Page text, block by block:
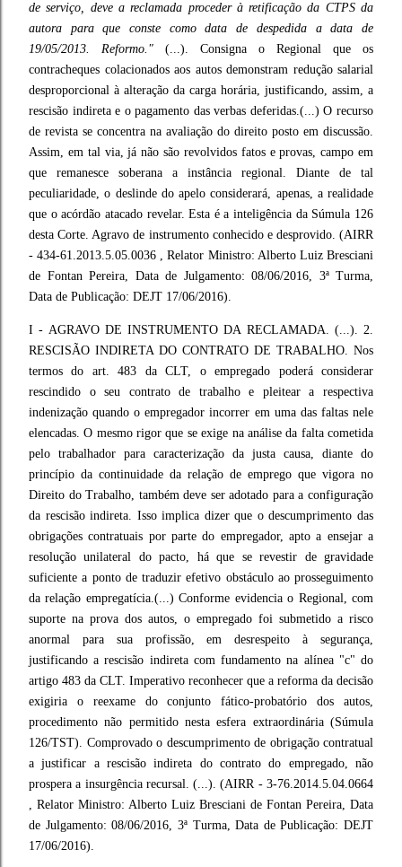
de serviço, deve a reclamada proceder à retificação da CTPS da
autora para que conste como data de despedida a data de
19/05/2013. Reformo." (...). Consigna o Regional que os
contracheques colacionados aos autos demonstram redução salarial
desproporcional à alteração da carga horária, justificando, assim, a
rescisão indireta e o pagamento das verbas deferidas.(...) O recurso
de revista se concentra na avaliação do direito posto em discussão.
Assim, em tal via, já não são revolvidos fatos e provas, campo em
que remanesce soberana a instância regional. Diante de tal
peculiaridade, o deslinde do apelo considerará, apenas, a realidade
que o acórdão atacado revelar. Esta é a inteligência da Súmula 126
desta Corte. Agravo de instrumento conhecido e desprovido. (AIRR
- 434-61.2013.5.05.0036 , Relator Ministro: Alberto Luiz Bresciani
de Fontan Pereira, Data de Julgamento: 08/06/2016, 3ª Turma,
Data de Publicação: DEJT 17/06/2016).
I - AGRAVO DE INSTRUMENTO DA RECLAMADA. (...). 2.
RESCISÃO INDIRETA DO CONTRATO DE TRABALHO. Nos
termos do art. 483 da CLT, o empregado poderá considerar
rescindido o seu contrato de trabalho e pleitear a respectiva
indenização quando o empregador incorrer em uma das faltas nele
elencadas. O mesmo rigor que se exige na análise da falta cometida
pelo trabalhador para caracterização da justa causa, diante do
princípio da continuidade da relação de emprego que vigora no
Direito do Trabalho, também deve ser adotado para a configuração
da rescisão indireta. Isso implica dizer que o descumprimento das
obrigações contratuais por parte do empregador, apto a ensejar a
resolução unilateral do pacto, há que se revestir de gravidade
suficiente a ponto de traduzir efetivo obstáculo ao prosseguimento
da relação empregatícia.(...) Conforme evidencia o Regional, com
suporte na prova dos autos, o empregado foi submetido a risco
anormal para sua profissão, em desrespeito à segurança,
justificando a rescisão indireta com fundamento na alínea "c" do
artigo 483 da CLT. Imperativo reconhecer que a reforma da decisão
exigiria o reexame do conjunto fático-probatório dos autos,
procedimento não permitido nesta esfera extraordinária (Súmula
126/TST). Comprovado o descumprimento de obrigação contratual
a justificar a rescisão indireta do contrato do empregado, não
prospera a insurgência recursal. (...). (AIRR - 3-76.2014.5.04.0664
, Relator Ministro: Alberto Luiz Bresciani de Fontan Pereira, Data
de Julgamento: 08/06/2016, 3ª Turma, Data de Publicação: DEJT
17/06/2016).